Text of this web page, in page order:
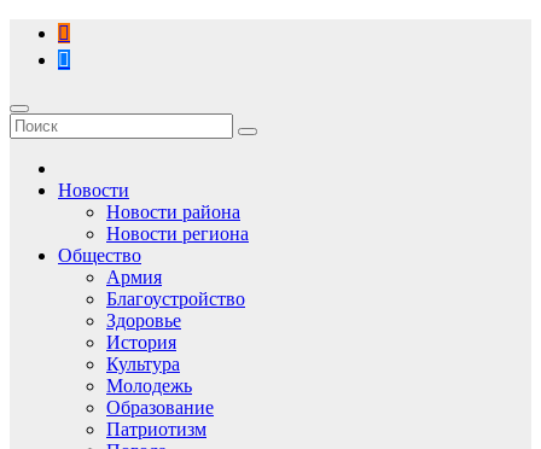
Перейти
содержимому
Новости
Новости района
Новости региона
Общество
Армия
Благоустройство
Здоровье
История
Культура
Молодежь
Образование
Патриотизм